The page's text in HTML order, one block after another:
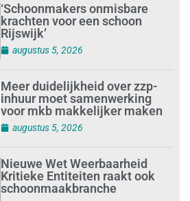
‘Schoonmakers onmisbare
krachten voor een schoon
Rijswijk’
augustus 5, 2026
Meer duidelijkheid over zzp-
inhuur moet samenwerking
voor mkb makkelijker maken
augustus 5, 2026
Nieuwe Wet Weerbaarheid
Kritieke Entiteiten raakt ook
schoonmaakbranche